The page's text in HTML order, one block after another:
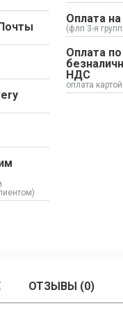
Оплата
(флп 3-я
Оплата по
НДС
оплата
ОТЗЫВЫ (0)